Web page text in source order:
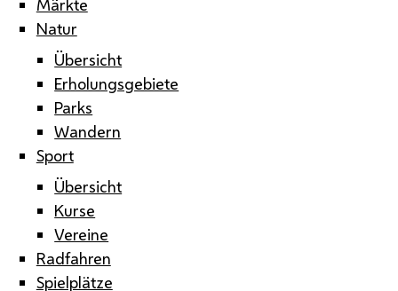
Natur
Übersicht
Erholungsgebiete
Parks
Wandern
Sport
Übersicht
Kurse
Vereine
Radfahren
Spielplätze